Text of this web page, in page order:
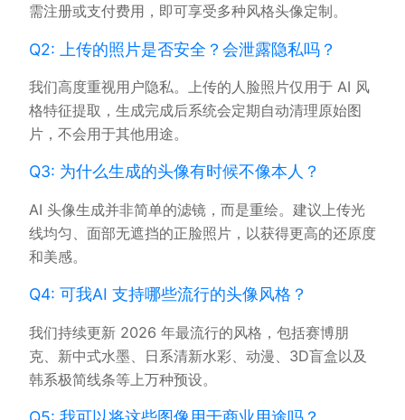
需注册或支付费用，即可享受多种风格头像定制。
Q2: 上传的照片是否安全？会泄露隐私吗？
我们高度重视用户隐私。上传的人脸照片仅用于 AI 风
格特征提取，生成完成后系统会定期自动清理原始图
片，不会用于其他用途。
Q3: 为什么生成的头像有时候不像本人？
AI 头像生成并非简单的滤镜，而是重绘。建议上传光
线均匀、面部无遮挡的正脸照片，以获得更高的还原度
和美感。
Q4: 可我AI 支持哪些流行的头像风格？
我们持续更新 2026 年最流行的风格，包括赛博朋
克、新中式水墨、日系清新水彩、动漫、3D盲盒以及
韩系极简线条等上万种预设。